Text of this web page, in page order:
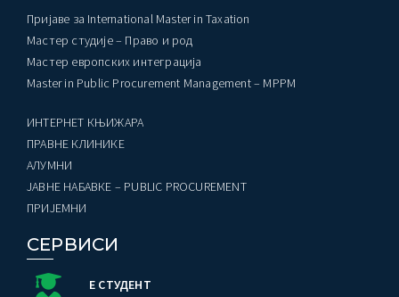
Пријаве за International Master in Taxation
Мастер студије – Право и род
Мастер европских интеграција
Master in Public Procurement Management – MPPM
ИНТЕРНЕТ КЊИЖАРА
ПРАВНЕ КЛИНИКЕ
AЛУМНИ
ЈАВНЕ НАБАВКЕ – PUBLIC PROCUREMENT
ПРИЈЕМНИ
СЕРВИСИ
Е СТУДЕНТ